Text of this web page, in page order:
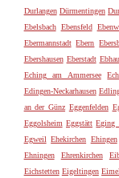
Durlangen Dürmentingen
Ebelsbach Ebensfeld
Ebermannstadt Ebern
Ebershausen Eberstadt
Eching am Ammersee
Edingen-Neckarhausen
an der Günz Eggenfelden
Eggolsheim Eggstätt Eging
Egweil Ehekirchen Ehingen
Ehningen
Ehrenkirchen
Eichstetten Eigeltingen